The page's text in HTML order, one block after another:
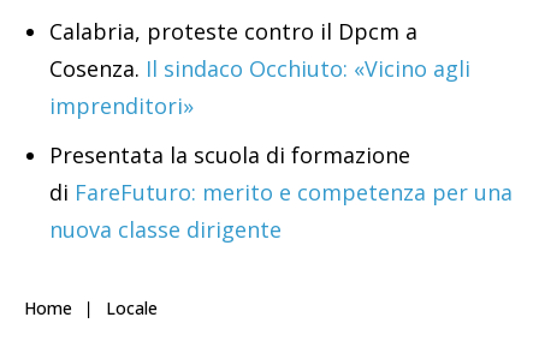
Calabria, proteste contro il Dpcm a
Cosenza. Il sindaco Occhiuto: «Vicino agli
imprenditori»
Presentata la scuola di formazione
di FareFuturo: merito e competenza per una
nuova classe dirigente
Home Locale